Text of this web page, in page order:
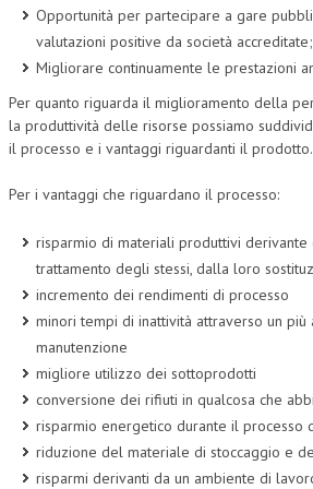
Opportunità per partecipare a gare
valutazioni positive da società accreditate;
Migliorare continuamente le prestazioni
Per quanto riguarda il miglioramento della
la produttività delle risorse possiamo
il processo e i vantaggi riguardanti il prodotto.
Per i vantaggi che riguardano il processo:
risparmio di materiali produttivi derivante
trattamento degli stessi, dalla loro
incremento dei rendimenti di processo
minori tempi di inattività attraverso un
manutenzione
migliore utilizzo dei sottoprodotti
conversione dei rifiuti in qualcosa che
risparmio energetico durante il processo
riduzione del materiale di stoccaggio e
risparmi derivanti da un ambiente di